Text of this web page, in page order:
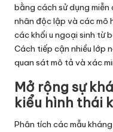
bằng cách sử dụng miễn
nhân độc lập và các mô
các khối u ngoại sinh từ
Cách tiếp cận nhiều lớp
quan sát mô tả và xác
Mở rộng sự
kiểu hình thái
Phân tích các mẫu